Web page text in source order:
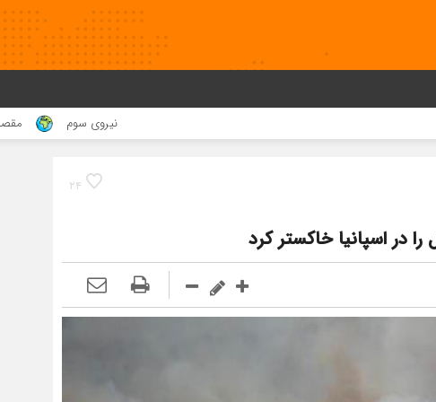
نیروی سوم مقصد کجا بود
۲۴